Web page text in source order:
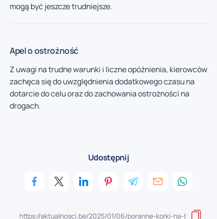
mogą być jeszcze trudniejsze.
Apel o ostrożność
Z uwagi na trudne warunki i liczne opóźnienia, kierowców
zachęca się do uwzględnienia dodatkowego czasu na
dotarcie do celu oraz do zachowania ostrożności na
drogach.
Udostępnij